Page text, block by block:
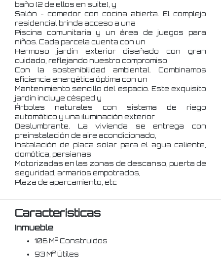
baño (2 de ellos en suite), y
Salón - comedor con cocina abierta. El complejo
residencial brinda acceso a una
Piscina comunitaria y un área de juegos para
niños. Cada parcela cuenta con un
Hermoso jardín exterior diseñado con gran
cuidado, reflejando nuestro compromiso
Con la sostenibilidad ambiental. Combinamos
eficiencia energética óptima con un
Mantenimiento sencillo del espacio. Este exquisito
jardín incluye césped y
Árboles naturales con sistema de riego
automático y una iluminación exterior
Deslumbrante. La vivienda se entrega con
preinstalación de aire acondicionado,
Instalación de placa solar para el agua caliente,
domótica, persianas
Motorizadas en las zonas de descanso, puerta de
seguridad, armarios empotrados,
Plaza de aparcamiento, etc
Características
Inmueble
106 M2 Construidos
93 M2 Útiles